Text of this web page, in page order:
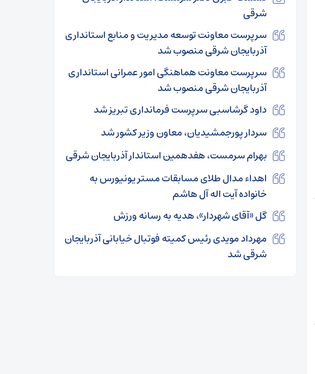
شرقی
سرپرست معاونت توسعه مدیریت و منابع استانداری
آذربایجان شرقی منصوب شد
سرپرست معاونت هماهنگی امور عمرانی استانداری
آذربایجان شرقی منصوب شد
داود گرشاسبی سرپرست فرمانداری تبریز شد
سردار پورجمشیدیان، معاون وزیر کشور شد
بهرام سرمست، هفدهمین استاندار آذربایجان شرقی
اهداء مدال طلای مسابقات مستر یونیورس به
خانواده آیت اله آل هاشم
گل «آقای شهردار»، هدیه به رسانه ورزش
مهرداد مویدی رئیس کمیته فوتبال خیابانی آذربایجان
شرقی شد